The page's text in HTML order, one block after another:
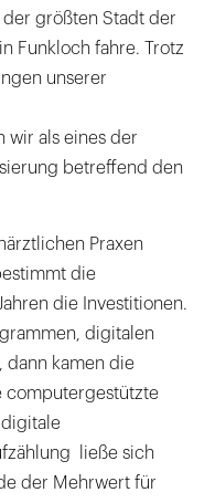
größten Stadt der
Funkloch fahre. Trotz
unserer
wir als eines der
betreffend den
Praxen
die
die Investitionen.
digitalen
dann kamen die
computergestützte
digitale
ließe sich
der Mehrwert für